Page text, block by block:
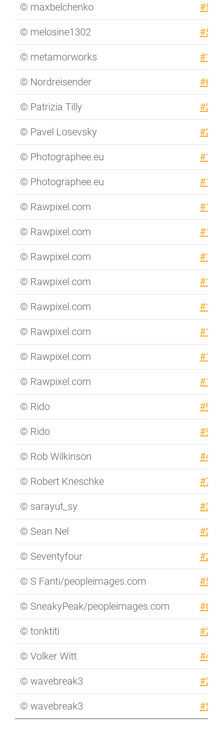
© maxbelchenko
© melosine1302
© metamorworks
© Nordreisender
© Patrizia Tilly
© Pavel Losevsky
© Photographee.eu
© Photographee.eu
© Rawpixel.com
© Rawpixel.com
© Rawpixel.com
© Rawpixel.com
© Rawpixel.com
© Rawpixel.com
© Rawpixel.com
© Rawpixel.com
© Rido
© Rido
© Rob Wilkinson
© Robert Kneschke
© sarayut_sy
© Sean Nel
© Seventyfour
© S Fanti/peopleimages.com
© SneakyPeak/peopleimages.com
© tonktiti
© Volker Witt
© wavebreak3
© wavebreak3